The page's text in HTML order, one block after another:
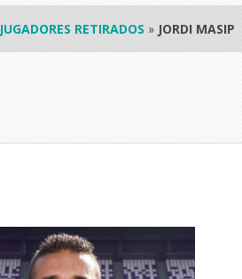
JUGADORES RETIRADOS » JORDI MASIP